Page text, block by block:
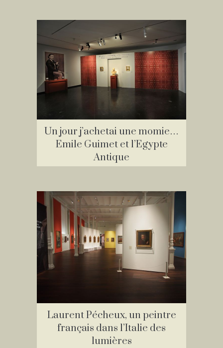
Un jour j’achetai une momie…
Emile Guimet et l’Egypte
Antique
Laurent Pécheux, un peintre
français dans l’Italie des
lumières